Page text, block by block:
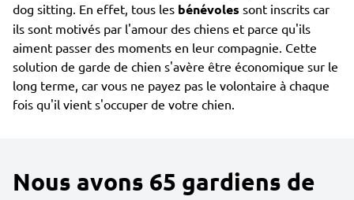
dog sitting. En effet, tous les bénévoles sont inscrits car
ils sont motivés par l'amour des chiens et parce qu'ils
aiment passer des moments en leur compagnie. Cette
solution de garde de chien s'avère être économique sur le
long terme, car vous ne payez pas le volontaire à chaque
fois qu'il vient s'occuper de votre chien.
Nous avons 65 gardiens de